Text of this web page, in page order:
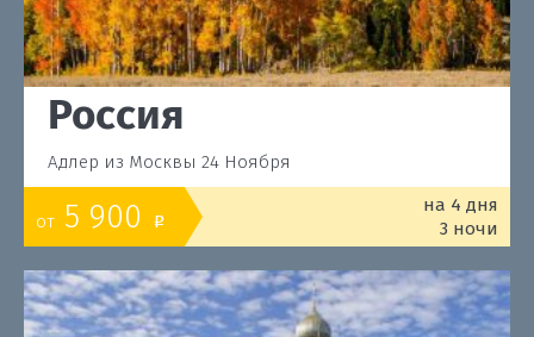
Россия
Адлер из Москвы 24 Ноября
от 5 900 o
на 4 дня
3 ночи